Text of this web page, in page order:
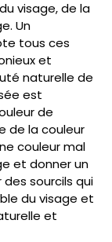
visage, de la
Un
tous ces
et
naturelle de
est
de
de la couleur
couleur mal
et donner un
sourcils qui
du visage et
et